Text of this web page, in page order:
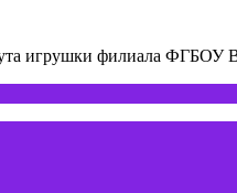
игрушки филиала